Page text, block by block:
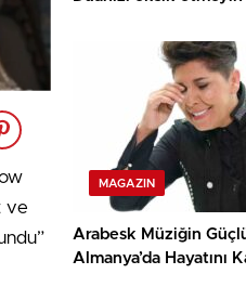
ve
MAGAZIN
Arabesk Müziğin
Almanya’da Hayatını